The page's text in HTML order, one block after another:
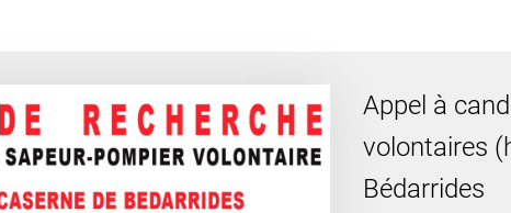
Appel à
volontaires
Bédarrides